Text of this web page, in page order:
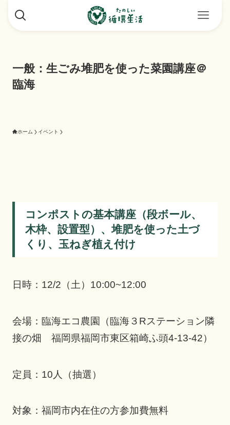
一般：生ごみ堆肥を使った菜園講座＠
臨海
ホーム イベント
コンポストの基本講座（段ボール、
木枠、設置型）、堆肥を使った土づ
くり、玉ねぎ植え付け
日時：12/2（土）10:00~12:00
会場：臨海エコ農園（臨海３Rステーション隣
接の畑 福岡県福岡市東区箱崎ふ頭4-13-42）
定員：10人（抽選）
対象：福岡市内在住の方参加費無料